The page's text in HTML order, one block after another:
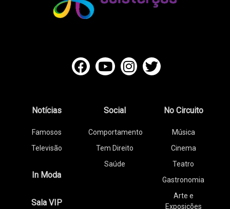
Notícias
Famosos
Televisão
In Moda
Sala VIP
Social
Comportamento
Tem Direito
Saúde
No Circuito
Música
Cinema
Teatro
Gastronomia
Arte e
Exposições